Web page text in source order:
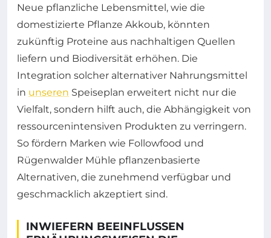
Neue pflanzliche Lebensmittel, wie die
domestizierte Pflanze Akkoub, könnten
zukünftig Proteine aus nachhaltigen Quellen
liefern und Biodiversität erhöhen. Die
Integration solcher alternativer Nahrungsmittel
in unseren Speiseplan erweitert nicht nur die
Vielfalt, sondern hilft auch, die Abhängigkeit von
ressourcenintensiven Produkten zu verringern.
So fördern Marken wie Followfood und
Rügenwalder Mühle pflanzenbasierte
Alternativen, die zunehmend verfügbar und
geschmacklich akzeptiert sind.
INWIEFERN BEEINFLUSSEN